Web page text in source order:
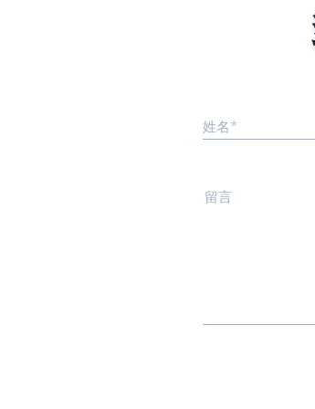
姓名*